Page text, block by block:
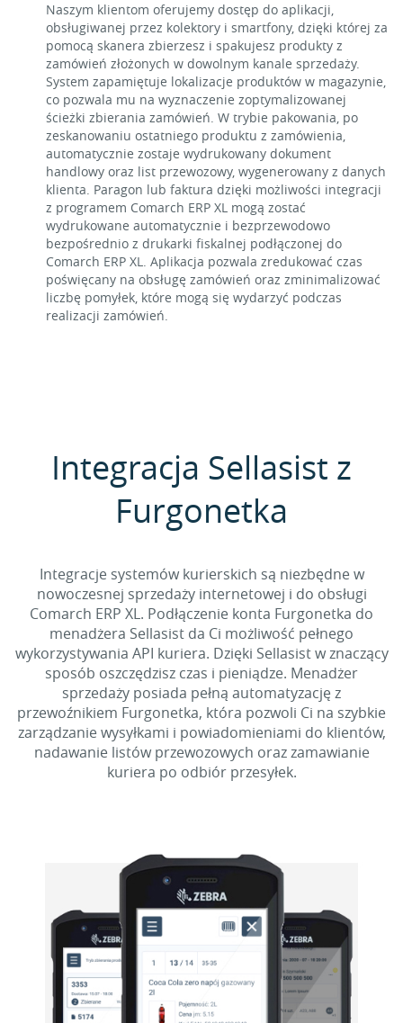
Naszym klientom oferujemy dostęp do aplikacji,
obsługiwanej przez kolektory i smartfony, dzięki której za
pomocą skanera zbierzesz i spakujesz produkty z
zamówień złożonych w dowolnym kanale sprzedaży.
System zapamiętuje lokalizacje produktów w magazynie,
co pozwala mu na wyznaczenie zoptymalizowanej
ścieżki zbierania zamówień. W trybie pakowania, po
zeskanowaniu ostatniego produktu z zamówienia,
automatycznie zostaje wydrukowany dokument
handlowy oraz list przewozowy, wygenerowany z danych
klienta. Paragon lub faktura dzięki możliwości integracji
z programem Comarch ERP XL mogą zostać
wydrukowane automatycznie i bezprzewodowo
bezpośrednio z drukarki fiskalnej podłączonej do
Comarch ERP XL. Aplikacja pozwala zredukować czas
poświęcany na obsługę zamówień oraz zminimalizować
liczbę pomyłek, które mogą się wydarzyć podczas
realizacji zamówień.
Integracja Sellasist z
Furgonetka
Integracje systemów kurierskich są niezbędne w
nowoczesnej sprzedaży internetowej i do obsługi
Comarch ERP XL. Podłączenie konta Furgonetka do
menadżera Sellasist da Ci możliwość pełnego
wykorzystywania API kuriera. Dzięki Sellasist w znaczący
sposób oszczędzisz czas i pieniądze. Menadżer
sprzedaży posiada pełną automatyzację z
przewoźnikiem Furgonetka, która pozwoli Ci na szybkie
zarządzanie wysyłkami i powiadomieniami do klientów,
nadawanie listów przewozowych oraz zamawianie
kuriera po odbiór przesyłek.